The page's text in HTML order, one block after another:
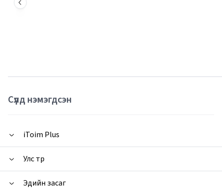
Сүүлд нэмэгдсэн
iToim Plus
Улс төр
Эдийн засаг